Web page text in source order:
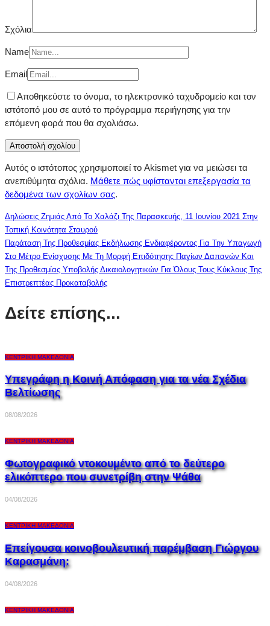
Σχόλια
Name
Email
Αποθηκεύστε το όνομα, το ηλεκτρονικό ταχυδρομείο και τον
ιστότοπό μου σε αυτό το πρόγραμμα περιήγησης για την
επόμενη φορά που θα σχολιάσω.
Αυτός ο ιστότοπος χρησιμοποιεί το Akismet για να μειώσει τα
ανεπιθύμητα σχόλια. Μάθετε πώς υφίστανται επεξεργασία τα
δεδομένα των σχολίων σας.
Δηλώσεις Ζημιάς Από Το Χαλάζι Της Παρασκευής, 11 Ιουνίου 2021 Στην
Τοπική Κοινότητα Σταυρού
Παράταση Της Προθεσμίας Εκδήλωσης Ενδιαφέροντος Για Την Υπαγωγή
Στο Μέτρο Ενίσχυσης Με Τη Μορφή Επιδότησης Παγίων Δαπανών Και
Της Προθεσμίας Υποβολής Δικαιολογητικών Για Όλους Τους Κύκλους Της
Επιστρεπτέας Προκαταβολής
Δείτε επίσης...
ΚΕΝΤΡΙΚΉ ΜΑΚΕΔΟΝΊΑ
Υπεγράφη η Κοινή Απόφαση για τα νέα Σχέδια
Βελτίωσης
08/08/2026
ΚΕΝΤΡΙΚΉ ΜΑΚΕΔΟΝΊΑ
Φωτογραφικό ντοκουμέντο από το δεύτερο
ελικόπτερο που συνετρίβη στην Ψάθα
04/08/2026
ΚΕΝΤΡΙΚΉ ΜΑΚΕΔΟΝΊΑ
Επείγουσα κοινοβουλευτική παρέμβαση Γιώργου
Καρασμάνη:
04/08/2026
ΚΕΝΤΡΙΚΉ ΜΑΚΕΔΟΝΊΑ